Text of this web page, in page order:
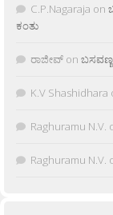
C.P.Nagaraja on
ಕಂತು
ರಾಜೀವ್ on
K.V Shashidhara
Raghuramu N.V.
Raghuramu N.V.